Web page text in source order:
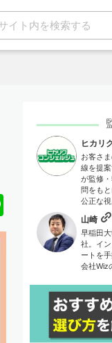
ヒカリ
お客さ
線を提
が監修
問をも
公正な
山崎
早稲田
社。イ
ートを
会社Wiz